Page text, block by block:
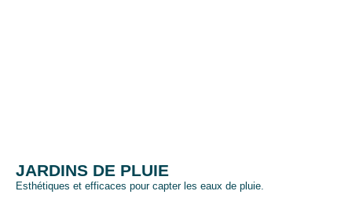
JARDINS DE PLUIE
Esthétiques et efficaces pour capter les eaux de pluie.